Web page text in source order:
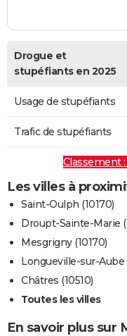
Drogue et
stupéfiants en 2025
Usage de stupéfiants
Trafic de stupéfiants
Classement
Les villes à
Saint-Oulph (10170)
Droupt-Sainte-Marie
Mesgrigny (10170)
Longueville-sur-Aube
Châtres (10510)
Toutes les villes
En savoir plus sur